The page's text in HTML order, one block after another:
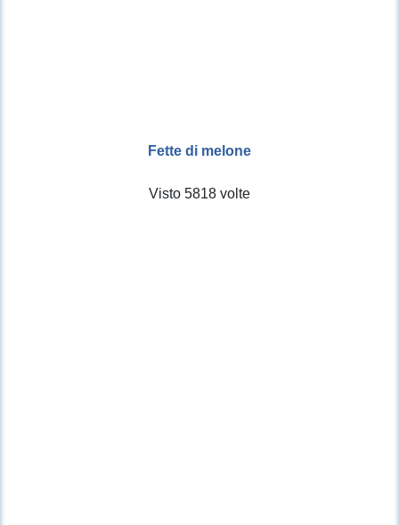
Fette di melone
Visto 5818 volte